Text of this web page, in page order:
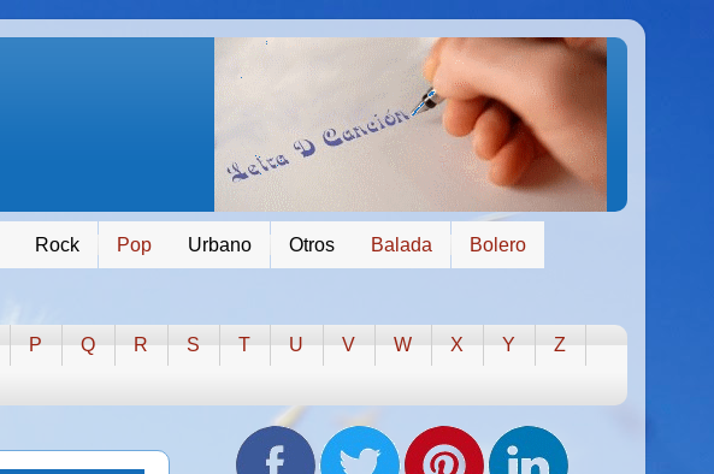
Rock Pop Urbano Otros Balada Bolero
P Q R S T U V W X Y
Z